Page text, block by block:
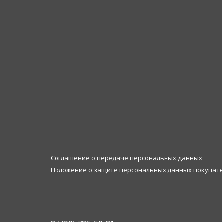
Соглашение о передаче персональных данных
Положение о защите персональных данных